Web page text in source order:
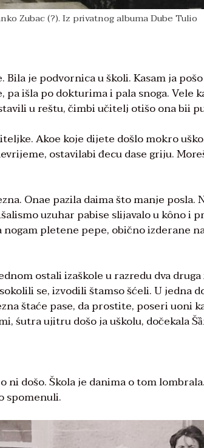
Zubac (?). Iz privatnog albuma Dube Tulio
je podvornica u školi. Kasam ja
išla po dokturima i pala snoga. Vele
u reštu, čimbi učitelj otišo ona bii
Akoe koje dijete došlo mokro
ostavilabi đecu dase griju.
Onae pazila daima što manje
uzuhar pabise slijavalo u kôno i
pletene pepe, obično izderane
ostali izaškole u razredu dva
se, izvodili štamso šćeli. U jedna
štaće pase, da prostite, poseri uoni
śutra ujitru došo ja uškolu, dočekala
došo. Škola je danima o tom
spomenuli.